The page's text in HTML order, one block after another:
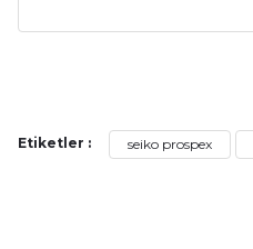
Serdar Keskin | 19/05/2026
Etiketler : seiko prospex